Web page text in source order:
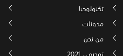
تكنولوجيا
مدونات
من نحن
توجيهي 2021